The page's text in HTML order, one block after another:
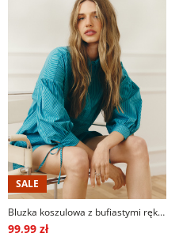
SALE
Bluzka koszulowa z bufiastymi rękawami
99,99 zł